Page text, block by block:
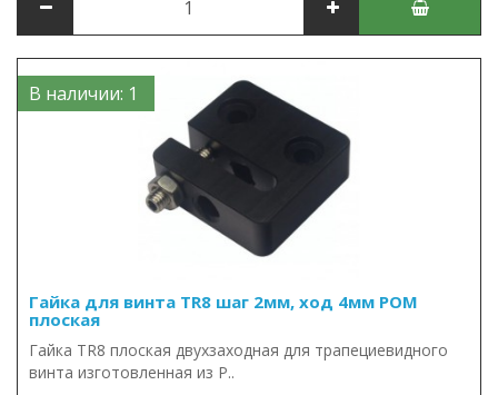
В наличии: 1
Гайка для винта TR8 шаг 2мм, ход 4мм POM
плоская
Гайка TR8 плоская двухзаходная для трапециевидного
винта изготовленная из P..